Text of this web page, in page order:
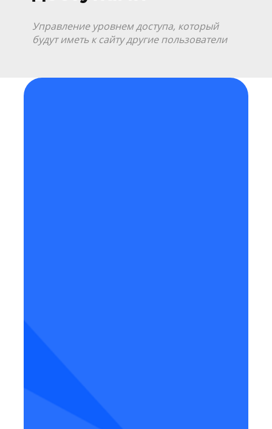
Управление уровнем доступа, который
будут иметь к сайту другие пользователи